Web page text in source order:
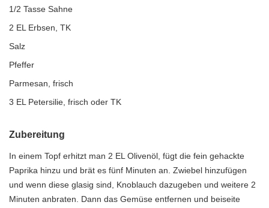
1/2 Tasse Sahne
2 EL Erbsen, TK
Salz
Pfeffer
Parmesan, frisch
3 EL Petersilie, frisch oder TK
Zubereitung
In einem Topf erhitzt man 2 EL Olivenöl, fügt die fein gehackte
Paprika hinzu und brät es fünf Minuten an. Zwiebel hinzufügen
und wenn diese glasig sind, Knoblauch dazugeben und weitere 2
Minuten anbraten. Dann das Gemüse entfernen und beiseite